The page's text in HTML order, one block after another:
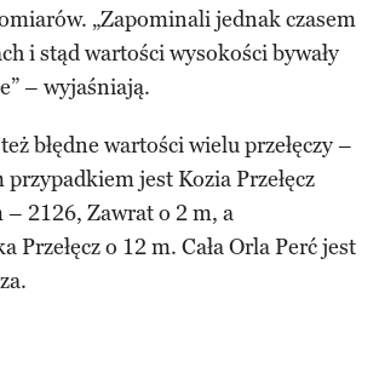
„Zapominali jednak czasem
i stąd wartości wysokości bywały
– wyjaśniają.
błędne wartości wielu przełęczy –
jest Kozia Przełęcz
– 2126, Zawrat o 2 m, a
Przełęcz o 12 m. Cała Orla Perć jest